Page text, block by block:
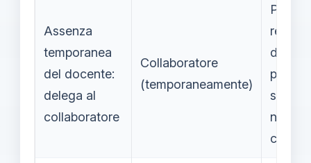
Assenza
temporanea
del docente:
delega al
collaboratore
Collaboratore
(temporaneamente)
diretta
se la
non è